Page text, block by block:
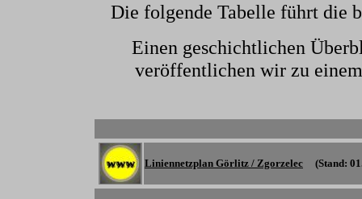
Die folgende Tabelle führt die
Einen geschichtlichen
veröffentlichen wir zu
Liniennetzplan Görlitz / Zgorzelec (Stand: